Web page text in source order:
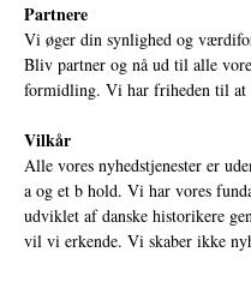
Partnere
Vi øger din synlighed og
Bliv partner og nå ud til alle
formidling. Vi har friheden til at
Vilkår
Alle vores nyhedstjenester er
a og et b hold. Vi har vores
udviklet af danske historikere
vil vi erkende. Vi skaber ikke